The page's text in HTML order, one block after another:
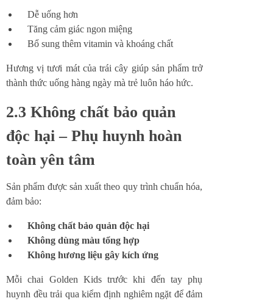
Dễ uống hơn
Tăng cảm giác ngon miệng
Bổ sung thêm vitamin và khoáng chất
Hương vị tươi mát của trái cây giúp sản phẩm trở
thành thức uống hàng ngày mà trẻ luôn háo hức.
2.3 Không chất bảo quản
độc hại – Phụ huynh hoàn
toàn yên tâm
Sản phẩm được sản xuất theo quy trình chuẩn hóa,
đảm bảo:
Không chất bảo quản độc hại
Không dùng màu tổng hợp
Không hương liệu gây kích ứng
Mỗi chai Golden Kids trước khi đến tay phụ
huynh đều trải qua kiểm định nghiêm ngặt để đảm